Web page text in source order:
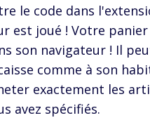
le code dans
est joué ! Votre
son navigateur ! Il
comme à son
exactement les
avez spécifiés.